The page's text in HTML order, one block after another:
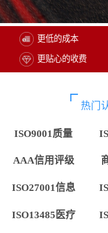
更低的成本
更贴心的收费
热门
ISO9001质量
AAA信用评级
ISO27001信息
ISO13485医疗